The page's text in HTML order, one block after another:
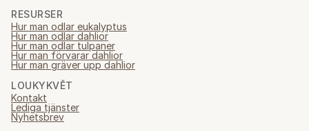
RESURSER
Hur man odlar eukalyptus
Hur man odlar dahlior
Hur man odlar tulpaner
Hur man förvarar dahlior
Hur man gräver upp dahlior
LOUKYKVĚT
Kontakt
Lediga tjänster
Nyhetsbrev